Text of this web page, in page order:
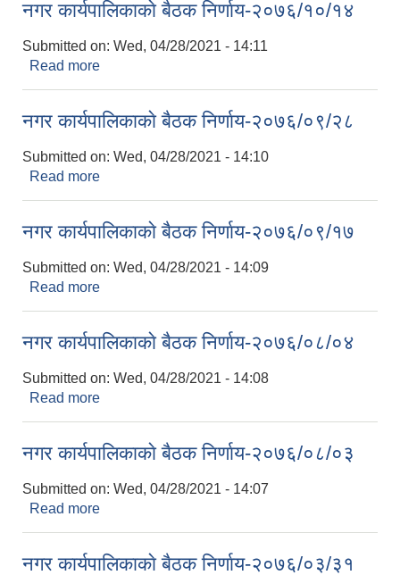
नगर कार्यपालिकाकाे बैठक निर्णाय-२०७६/१०/१४
Submitted on: Wed, 04/28/2021 - 14:11
Read more
नगर कार्यपालिकाकाे बैठक निर्णाय-२०७६/०९/२८
Submitted on: Wed, 04/28/2021 - 14:10
Read more
नगर कार्यपालिकाकाे बैठक निर्णाय-२०७६/०९/१७
Submitted on: Wed, 04/28/2021 - 14:09
Read more
नगर कार्यपालिकाकाे बैठक निर्णाय-२०७६/०८/०४
Submitted on: Wed, 04/28/2021 - 14:08
Read more
नगर कार्यपालिकाकाे बैठक निर्णाय-२०७६/०८/०३
Submitted on: Wed, 04/28/2021 - 14:07
Read more
नगर कार्यपालिकाकाे बैठक निर्णाय-२०७६/०३/३१